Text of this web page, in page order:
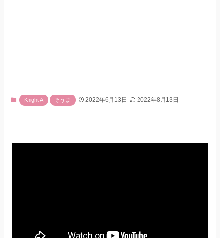
Knight A そうま 2022年6月13日 2022年8月13日